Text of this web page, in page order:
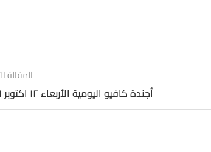
المقالة
أجندة كافيو اليومية الأربعاء ١٢ اكتوبر ٢٠١٦